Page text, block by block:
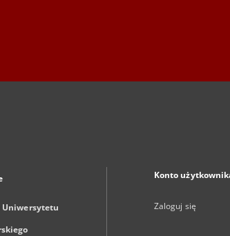
Konto
Zaloguj się